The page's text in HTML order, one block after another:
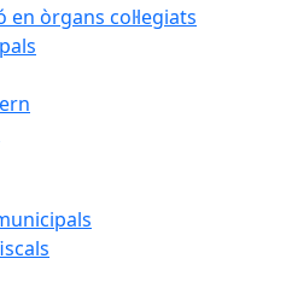
en òrgans col·legiats